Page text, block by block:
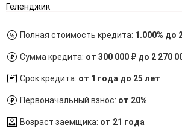
Геленджик
Полная стоимость кредита: 1.000% до
Сумма кредита: от 300 000 ₽ до 2 270
Срок кредита: от 1 года до 25 лет
Первоначальный взнос: от 20%
Возраст заемщика: от 21 года